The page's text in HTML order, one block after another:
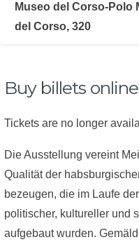
Museo del Corso-Polo
del Corso, 320
Die Ausstellung vereint
Qualität der
bezeugen, die im Laufe
politischer, kultureller und
aufgebaut wurden.
Buy billets online
Tickets are no longer